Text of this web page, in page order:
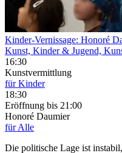
Kinder-Vernissage: Honoré
Kunst, Kinder & Jugend,
16:30
Kunstvermittlung
für Kinder
18:30
Eröffnung bis 21:00
Honoré Daumier
für Alle
Die politische Lage ist